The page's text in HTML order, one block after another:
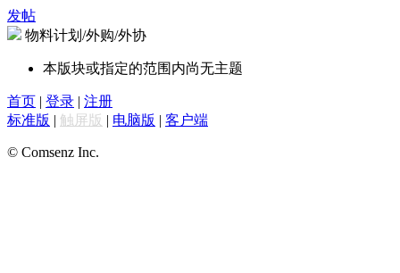
发帖
物料计划/外购/外协
本版块或指定的范围内尚无主题
首页 | 登录 | 注册
标准版 | 触屏版 | 电脑版 | 客户端
© Comsenz Inc.